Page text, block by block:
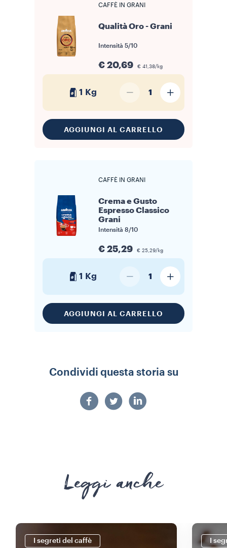
CAFFÈ IN GRANI
Qualità Oro - Grani
Intensità 5/10
€ 20,69 € 41,38/kg
1 Kg 1
AGGIUNGI AL CARRELLO
CAFFÈ IN GRANI
Crema e Gusto
Espresso Classico
Grani
Intensità 8/10
€ 25,29 € 25,29/kg
1 Kg 1
AGGIUNGI AL CARRELLO
Condividi questa storia su
Leggi anche
I segreti del caffè I